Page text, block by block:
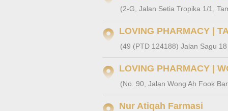
(2-G, Jalan Setia Tropika 1/1,
LOVING PHARMACY |
(49 (PTD 124188) Jalan Sagu
LOVING PHARMACY |
(No. 90, Jalan Wong Ah Fook
Nur Atiqah Farmasi